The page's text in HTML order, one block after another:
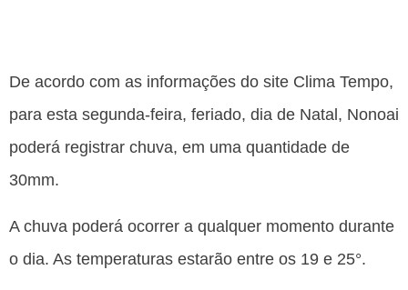
De acordo com as informações do site Clima Tempo,
para esta segunda-feira, feriado, dia de Natal, Nonoai
poderá registrar chuva, em uma quantidade de
30mm.
A chuva poderá ocorrer a qualquer momento durante
o dia. As temperaturas estarão entre os 19 e 25°.